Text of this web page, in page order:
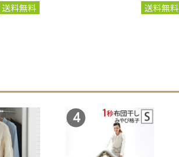
送料無料
送料無料
4